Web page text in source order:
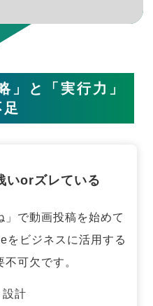
」と「実行力」
いorズレている
」で動画投稿を始めて
をビジネスに活用する
可欠です。
計